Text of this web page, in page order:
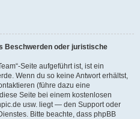
Beschwerden oder juristische
Seite aufgeführt ist, ist ein
Wenn du so keine Antwort erhältst,
(führe dazu eine
Seite bei einem kostenlosen
usw. liegt — den Support oder
Bitte beachte, dass phpBB